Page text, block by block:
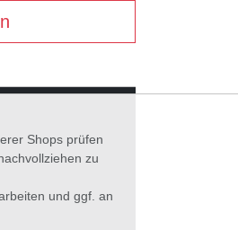
Shops prüfen
zu
und ggf. an